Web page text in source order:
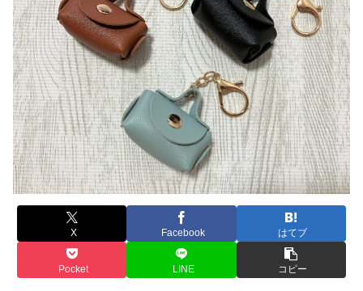
X Facebook はてブ
Pocket LINE コピー